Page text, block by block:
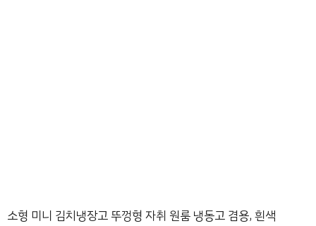
소형 미니 김치냉장고 뚜껑형 자취 원룸 냉동고 겸용, 흰색